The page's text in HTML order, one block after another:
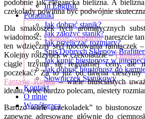
In English
Poradniki
Jak dobrać stanik?
Jak założyć stanik?
Jak przeliczać rozmiary?
Spis Dobrych Sklepów
Jak kupić biustonosz w
Jak dobrać biustonosz do
Słowniczek Stanikowy
Kontakt
O mnie
Współpraca
podobnie jak elegancka bielizna. A
czekolady powinna być podwójnie
Dla smakoszek tych aromatycznych
wiadomość: Panache Anastasianareszcie
ten wdzięczny styl mocowania ramiączek
Kolejny rodzynek w czekoladzie –Fantasie
ciągle trzyma się regularnej ceny, ale
poczekać? Za to już od dawna cieszymy
Fantasie Rimini– wiele biuściastych
ideału, więc bardzo polecam, niestety
Bardzo wiele „czekoladek” to
zapewne adresowane głównie do